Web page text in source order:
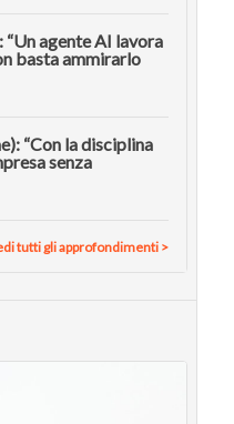
agente AI lavora
basta ammirarlo
“Con la disciplina
senza
tutti gli approfondimenti >